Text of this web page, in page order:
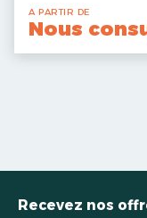
A PARTIR DE
Nous
Recevez nos